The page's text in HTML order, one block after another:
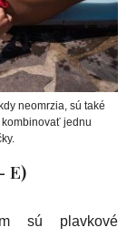
neomrzia, sú také
jednu
E)
sú plavkové